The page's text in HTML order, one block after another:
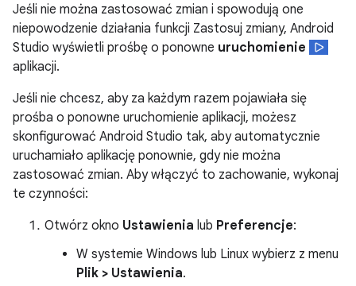
Jeśli nie można zastosować zmian i spowodują one
niepowodzenie działania funkcji Zastosuj zmiany, Android
Studio wyświetli prośbę o ponowne uruchomienie
aplikacji.
Jeśli nie chcesz, aby za każdym razem pojawiała się
prośba o ponowne uruchomienie aplikacji, możesz
skonfigurować Android Studio tak, aby automatycznie
uruchamiało aplikację ponownie, gdy nie można
zastosować zmian. Aby włączyć to zachowanie, wykonaj
te czynności:
Otwórz okno Ustawienia lub Preferencje:
W systemie Windows lub Linux wybierz z menu
Plik > Ustawienia.